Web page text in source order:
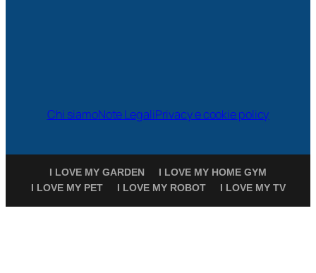
Chi siamoNote LegaliPrivacy e cookie policy
I LOVE MY GARDEN
I LOVE MY HOME GYM
I LOVE MY PET
I LOVE MY ROBOT I LOVE MY TV